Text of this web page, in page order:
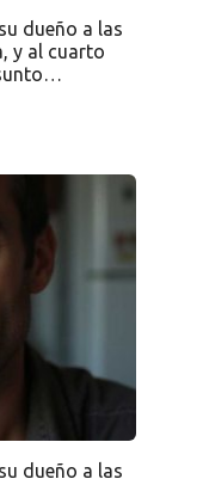
dueño a las
y al cuarto
dueño a las